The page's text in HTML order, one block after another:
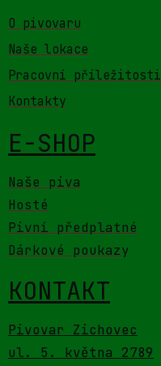
O pivovaru
Naše lokace
Pracovní příležitosti
Kontakty
E-SHOP
Naše piva
Hosté
Pivní předplatné
Dárkové poukazy
KONTAKT
Pivovar Zichovec
ul. 5. května 2789